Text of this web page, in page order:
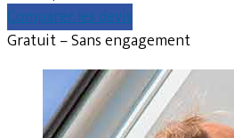
Comparer les devis
Gratuit – Sans engagement